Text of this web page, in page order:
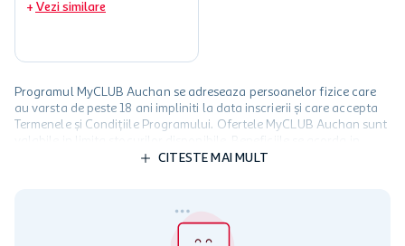
Vezi similare
Programul MyCLUB Auchan se adreseaza persoanelor fizice care
au varsta de peste 18 ani impliniti la data inscrierii și care accepta
Termenele și Condițiile Programului. Ofertele MyCLUB Auchan sunt
limita a 12 unitati / card client o singura data in perioada promotiei.
activitati in afara celor mentionate in Termene si Conditii. Auchan
nu raspunde pentru imposibilitatea utilizarii Cardului in perioada in
CITESTE MAI MULT